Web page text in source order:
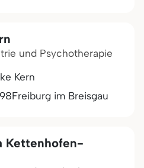
und Psychotherapie
Kern
Freiburg im Breisgau
Kettenhofen-